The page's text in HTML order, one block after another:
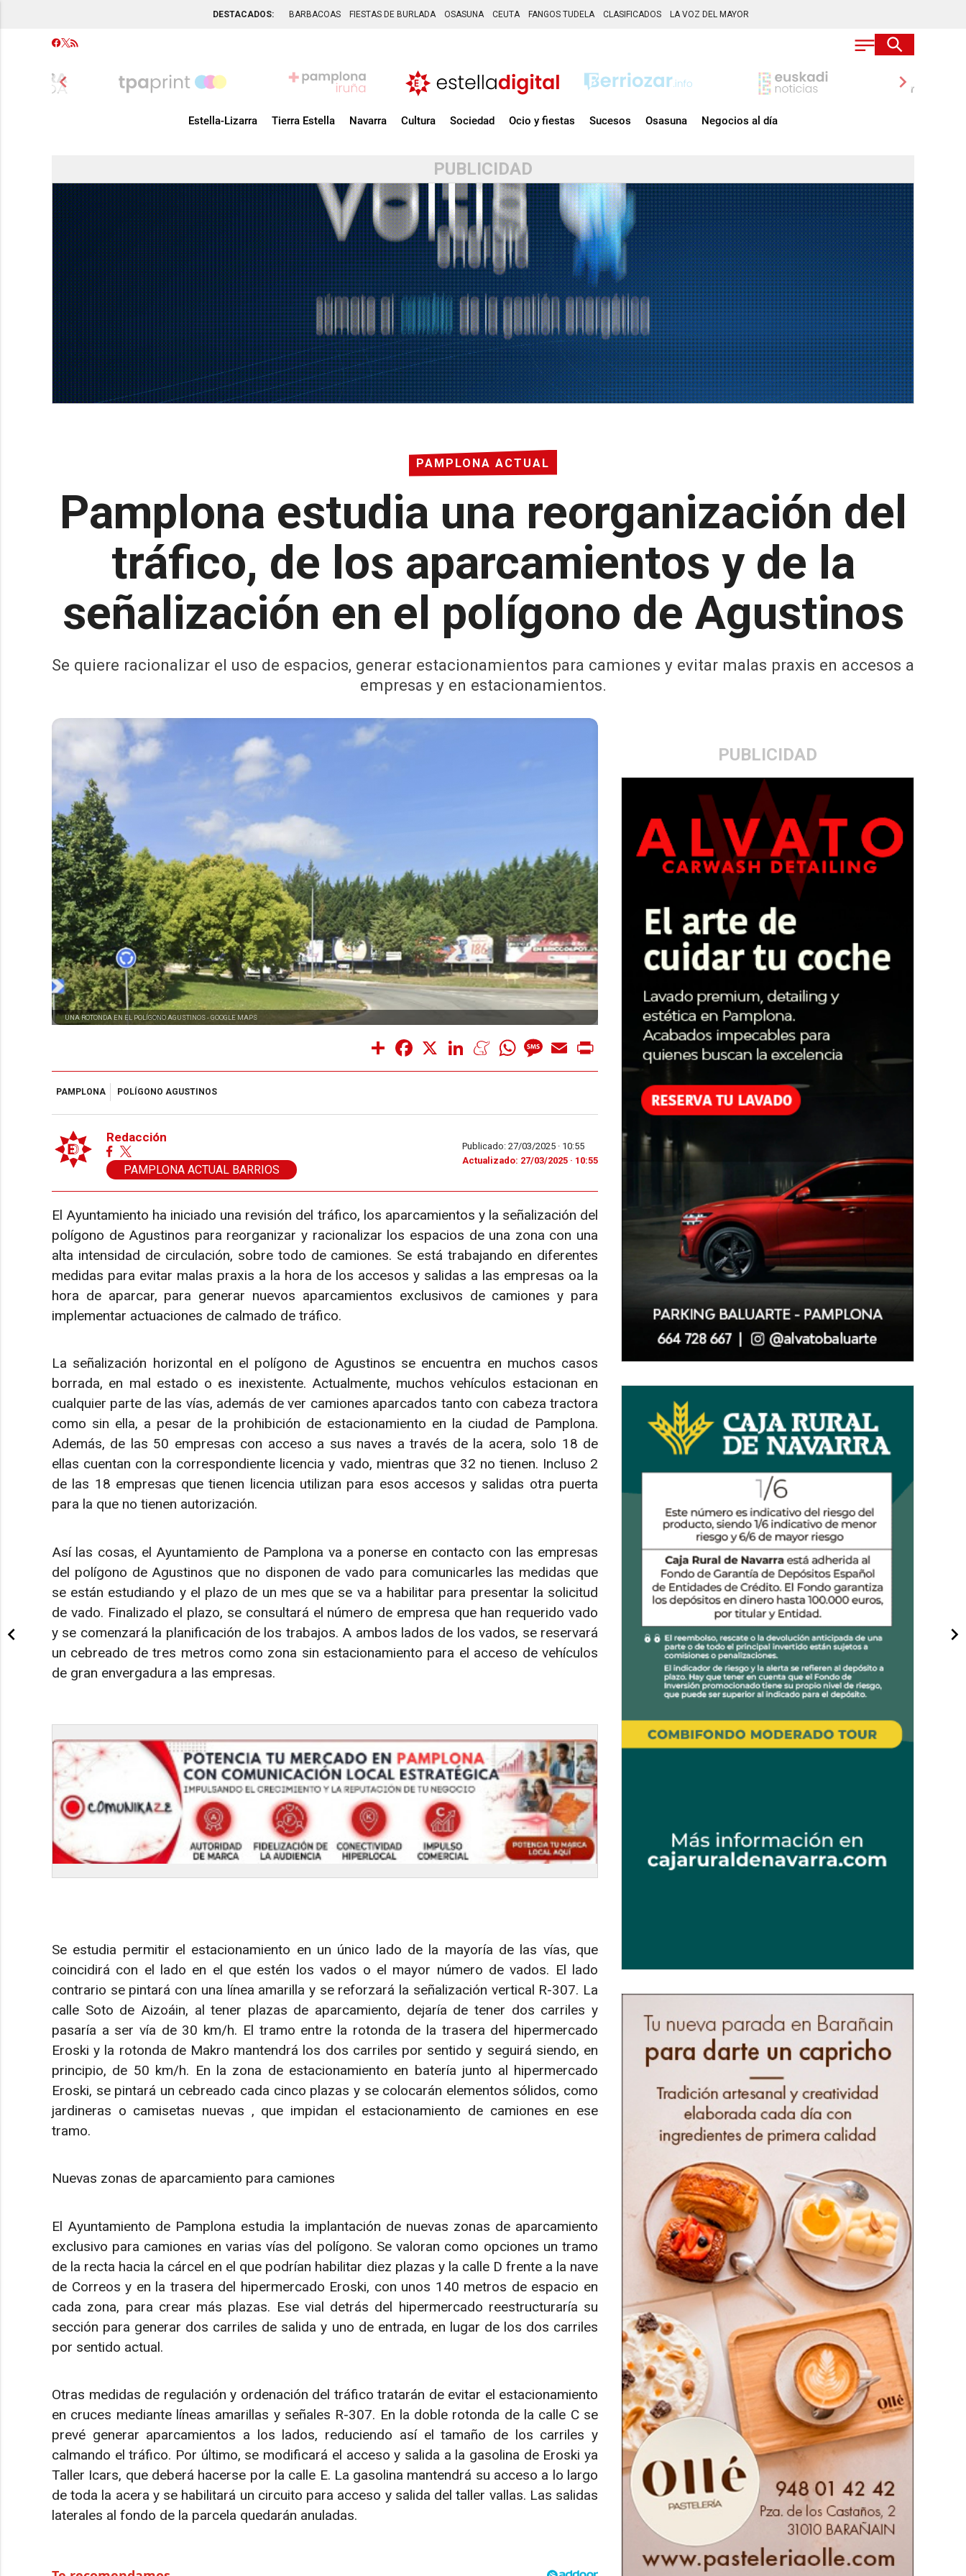
DESTACADOS: BARBACOAS FIESTAS DE BURLADA OSASUNA CEUTA FANGOS TUDELA CLASIFICADOS LA VOZ DEL MAYOR
chevron_left chevron_right
Estella-Lizarra Tierra Estella Navarra Cultura Sociedad Ocio y fiestas Sucesos Osasuna Negocios al día
PUBLICIDAD
PAMPLONA ACTUAL
Pamplona estudia una reorganización del
tráfico, de los aparcamientos y de la
señalización en el polígono de Agustinos
Se quiere racionalizar el uso de espacios, generar estacionamientos para camiones y evitar malas praxis en accesos a
empresas y en estacionamientos.
PUBLICIDAD
UNA ROTONDA EN EL POLÍGONO AGUSTINOS -GOOGLE MAPS
Share Facebook LinkedInMeneameWhatsAppMessage
Email
PAMPLONA POLÍGONO AGUSTINOS
Redacción
PAMPLONA ACTUAL BARRIOS
Publicado: 27/03/2025 · 10:55
Actualizado: 27/03/2025 · 10:55
El Ayuntamiento ha iniciado una revisión del tráfico, los aparcamientos y la señalización del
polígono de Agustinos para reorganizar y racionalizar los espacios de una zona con una
alta intensidad de circulación, sobre todo de camiones. Se está trabajando en diferentes
medidas para evitar malas praxis a la hora de los accesos y salidas a las empresas oa la
hora de aparcar, para generar nuevos aparcamientos exclusivos de camiones y para
implementar actuaciones de calmado de tráfico.
La señalización horizontal en el polígono de Agustinos se encuentra en muchos casos
borrada, en mal estado o es inexistente. Actualmente, muchos vehículos estacionan en
cualquier parte de las vías, además de ver camiones aparcados tanto con cabeza tractora
como sin ella, a pesar de la prohibición de estacionamiento en la ciudad de Pamplona.
Además, de las 50 empresas con acceso a sus naves a través de la acera, solo 18 de
ellas cuentan con la correspondiente licencia y vado, mientras que 32 no tienen. Incluso 2
de las 18 empresas que tienen licencia utilizan para esos accesos y salidas otra puerta
para la que no tienen autorización.
Así las cosas, el Ayuntamiento de Pamplona va a ponerse en contacto con las empresas
del polígono de Agustinos que no disponen de vado para comunicarles las medidas que
se están estudiando y el plazo de un mes que se va a habilitar para presentar la solicitud
de vado. Finalizado el plazo, se consultará el número de empresa que han requerido vado
y se comenzará la planificación de los trabajos. A ambos lados de los vados, se reservará
un cebreado de tres metros como zona sin estacionamiento para el acceso de vehículos
de gran envergadura a las empresas.
Se estudia permitir el estacionamiento en un único lado de la mayoría de las vías, que
coincidirá con el lado en el que estén los vados o el mayor número de vados. El lado
contrario se pintará con una línea amarilla y se reforzará la señalización vertical R-307. La
calle Soto de Aizoáin, al tener plazas de aparcamiento, dejaría de tener dos carriles y
pasaría a ser vía de 30 km/h. El tramo entre la rotonda de la trasera del hipermercado
Eroski y la rotonda de Makro mantendrá los dos carriles por sentido y seguirá siendo, en
principio, de 50 km/h. En la zona de estacionamiento en batería junto al hipermercado
Eroski, se pintará un cebreado cada cinco plazas y se colocarán elementos sólidos, como
jardineras o camisetas nuevas , que impidan el estacionamiento de camiones en ese
tramo.
Nuevas zonas de aparcamiento para camiones
El Ayuntamiento de Pamplona estudia la implantación de nuevas zonas de aparcamiento
exclusivo para camiones en varias vías del polígono. Se valoran como opciones un tramo
de la recta hacia la cárcel en el que podrían habilitar diez plazas y la calle D frente a la nave
de Correos y en la trasera del hipermercado Eroski, con unos 140 metros de espacio en
cada zona, para crear más plazas. Ese vial detrás del hipermercado reestructuraría su
sección para generar dos carriles de salida y uno de entrada, en lugar de los dos carriles
por sentido actual.
Otras medidas de regulación y ordenación del tráfico tratarán de evitar el estacionamiento
en cruces mediante líneas amarillas y señales R-307. En la doble rotonda de la calle C se
prevé generar aparcamientos a los lados, reduciendo así el tamaño de los carriles y
calmando el tráfico. Por último, se modificará el acceso y salida a la gasolina de Eroski ya
Taller Icars, que deberá hacerse por la calle E. La gasolina mantendrá su acceso a lo largo
de toda la acera y se habilitará un circuito para acceso y salida del taller vallas. Las salidas
laterales al fondo de la parcela quedarán anuladas.